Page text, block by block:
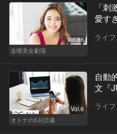
Vol.86
金曜美女劇場
「
愛す
ライ
Vol.6
オトナの5分読書
自動
文『
ライ